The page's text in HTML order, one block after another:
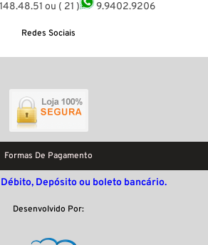
ou ( 21 ) 9.9402.9206
Redes Sociais
Formas De Pagamento
Depósito ou boleto bancário.
Desenvolvido Por: